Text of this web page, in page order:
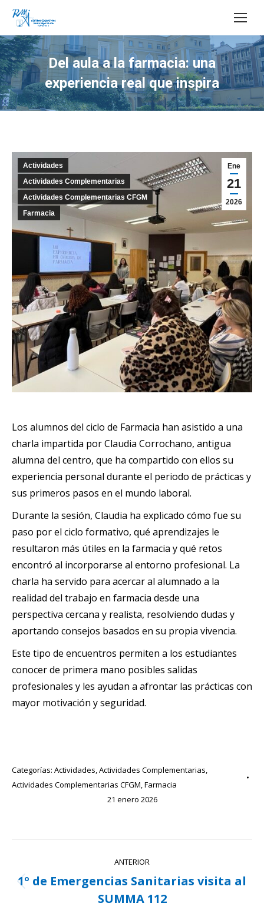
Buscar:
Del aula a la farmacia: una
experiencia real que inspira
Estás aquí:
Ene
21
2026
Actividades
Actividades Complementarias
Actividades Complementarias CFGM
Farmacia
Los alumnos del ciclo de Farmacia han asistido a una
charla impartida por Claudia Corrochano, antigua
alumna del centro, que ha compartido con ellos su
experiencia personal durante el periodo de prácticas y
sus primeros pasos en el mundo laboral.
Durante la sesión, Claudia ha explicado cómo fue su
paso por el ciclo formativo, qué aprendizajes le
resultaron más útiles en la farmacia y qué retos
encontró al incorporarse al entorno profesional. La
charla ha servido para acercar al alumnado a la
realidad del trabajo en farmacia desde una
perspectiva cercana y realista, resolviendo dudas y
aportando consejos basados en su propia vivencia.
Este tipo de encuentros permiten a los estudiantes
conocer de primera mano posibles salidas
profesionales y les ayudan a afrontar las prácticas con
mayor motivación y seguridad.
Categorías: Actividades,Actividades Complementarias,
Actividades Complementarias CFGM,Farmacia
21 enero 2026
entre
publicaciones
ANTERIOR
Publicación
anterior:
1º de Emergencias Sanitarias visita al
SUMMA 112